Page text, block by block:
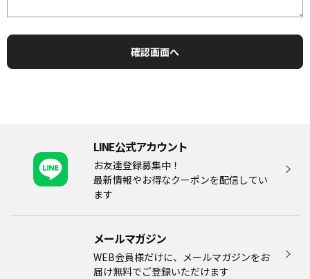
LINE公式アカウント
お友達登録募集中！
最新情報やお得なクーポンを配信してい
ます
メールマガジン​
WEB会員様だけに、メールマガジンをお
届け無料でご登録いただけます